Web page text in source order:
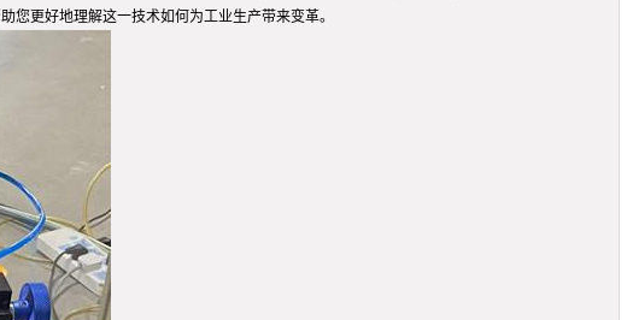
更好地理解这一技术如何为工业生产带来变革。